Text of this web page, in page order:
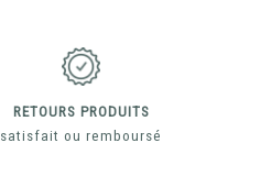
RETOURS PRODUITS
satisfait ou remboursé